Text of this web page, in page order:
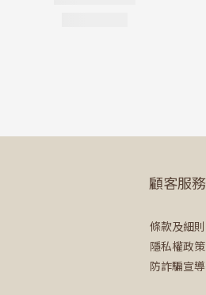
顧客服務
條款及細則
隱私權政策
防詐騙宣導